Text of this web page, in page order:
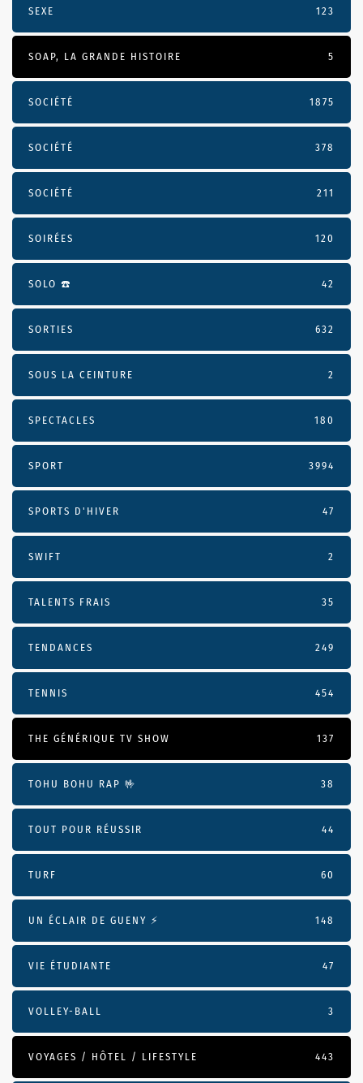
SEXE 123
SOAP, LA GRANDE HISTOIRE 5
SOCIÉTÉ 1875
SOCIÉTÉ 378
SOCIÉTÉ 211
SOIRÉES 120
SOLO ☎️ 42
SORTIES 632
SOUS LA CEINTURE 2
SPECTACLES 180
SPORT 3994
SPORTS D'HIVER 47
SWIFT 2
TALENTS FRAIS 35
TENDANCES 249
TENNIS 454
THE GÉNÉRIQUE TV SHOW 137
TOHU BOHU RAP 🤟 38
TOUT POUR RÉUSSIR 44
TURF 60
UN ÉCLAIR DE GUENY ⚡️ 148
VIE ÉTUDIANTE 47
VOLLEY-BALL 3
VOYAGES / HÔTEL / LIFESTYLE 443